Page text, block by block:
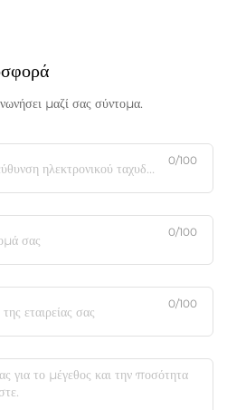
μαζί σας σύντομα.
0/100
0/100
0/100